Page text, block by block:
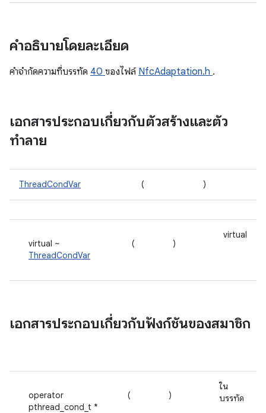
คำอธิบายโดยละเอียด
คําจํากัดความที่บรรทัด 40 ของไฟล์ NfcAdaptation.h .
เอกสารประกอบเกี่ยวกับตัวสร้างและตัว
ทำลาย
ThreadCondVar ( )
virtual ~
ThreadCondVar
( )
virtual
เอกสารประกอบเกี่ยวกับฟังก์ชันของสมาชิก
operator
pthread_cond_t *
( )
ใน
บรรทัด